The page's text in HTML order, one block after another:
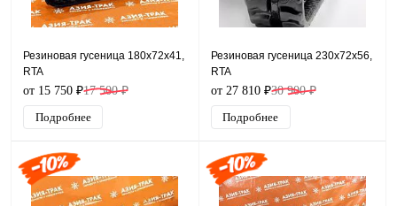
Резиновая гусеница 180x72x41,
RTA
от 15 750 ₽17 500 ₽
Подробнее
Резиновая гусеница 230x72x56,
RTA
от 27 810 ₽30 900 ₽
Подробнее